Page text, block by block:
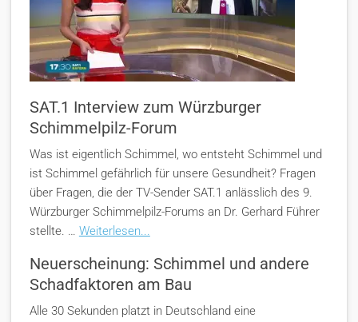
SAT.1 Interview zum Würzburger
Schimmelpilz-Forum
Was ist eigentlich Schimmel, wo entsteht Schimmel und
ist Schimmel gefährlich für unsere Gesundheit? Fragen
über Fragen, die der TV-Sender SAT.1 anlässlich des 9.
Würzburger Schimmelpilz-Forums an Dr. Gerhard Führer
stellte. … Weiterlesen...
Neuerscheinung: Schimmel und andere
Schadfaktoren am Bau
Alle 30 Sekunden platzt in Deutschland eine